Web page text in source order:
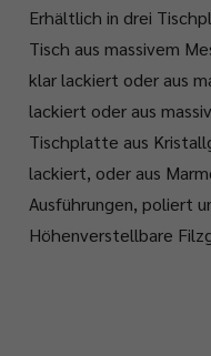
Erhältlich in drei
Tisch aus massivem
klar lackiert oder aus
lackiert oder aus
Tischplatte aus
lackiert, oder aus
Ausführungen, poliert
Höhenverstellbare